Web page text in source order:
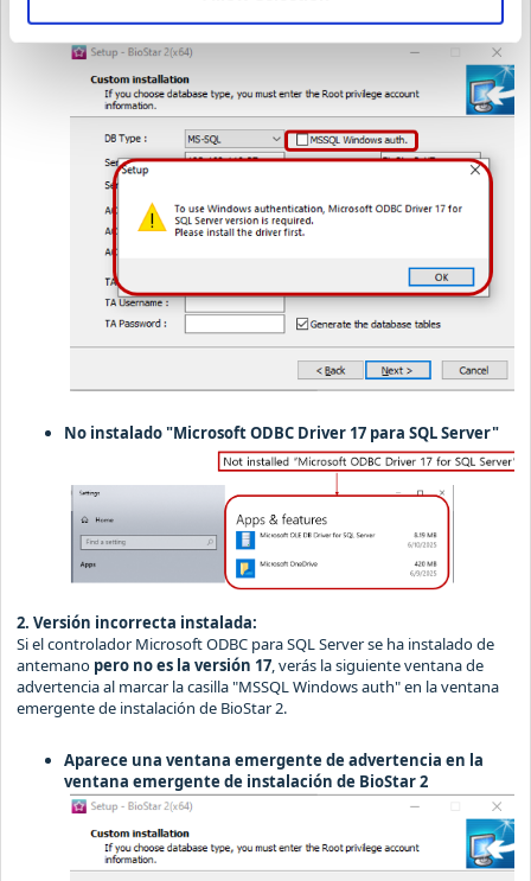
Aparece una ventana emergente de advertencia en la
ventana emergente de instalación de BioStar 2
No instalado "Microsoft ODBC Driver 17 para SQL Server"
2. Versión incorrecta instalada:
Si el controlador Microsoft ODBC para SQL Server se ha instalado de
antemano pero no es la versión 17, verás la siguiente ventana de
advertencia al marcar la casilla "MSSQL Windows auth" en la ventana
emergente de instalación de BioStar 2.
Aparece una ventana emergente de advertencia en la
ventana emergente de instalación de BioStar 2